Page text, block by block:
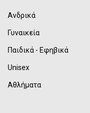
Ανδρικά
Γυναικεία
Παιδικά - Εφηβικά
Unisex
Αθλήματα